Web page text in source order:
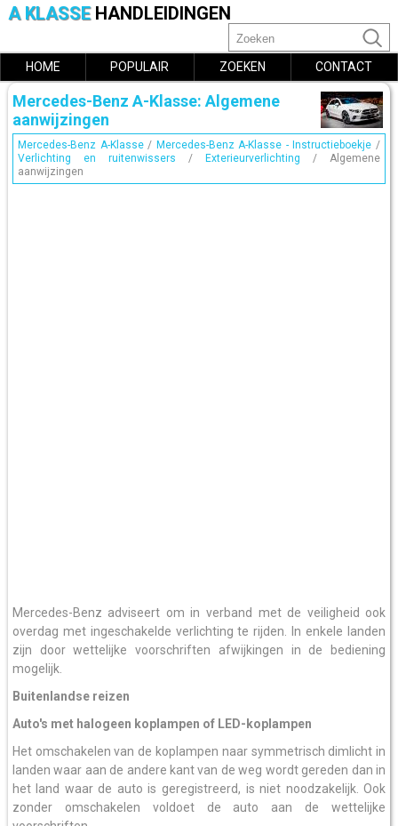
A KLASSE HANDLEIDINGEN
HOME POPULAIR ZOEKEN CONTACT
Mercedes-Benz A-Klasse: Algemene
aanwijzingen
Mercedes-Benz A-Klasse/ Mercedes-Benz A-Klasse - Instructieboekje /
Verlichting en ruitenwissers / Exterieurverlichting / Algemene
aanwijzingen
Mercedes-Benz adviseert om in verband met de veiligheid ook
overdag met ingeschakelde verlichting te rijden. In enkele landen
zijn door wettelijke voorschriften afwijkingen in de bediening
mogelijk.
Buitenlandse reizen
Auto's met halogeen koplampen of LED-koplampen
Het omschakelen van de koplampen naar symmetrisch dimlicht in
landen waar aan de andere kant van de weg wordt gereden dan in
het land waar de auto is geregistreerd, is niet noodzakelijk. Ook
zonder omschakelen voldoet de auto aan de wettelijke